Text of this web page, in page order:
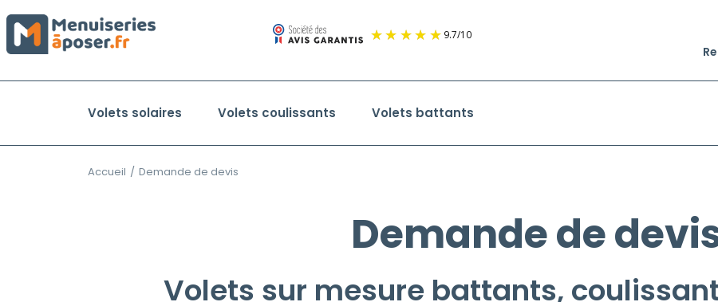
Volets solaires Volets coulissants Volets battants
Accueil / Demande de devis
Demande de
Volets sur mesure battants,